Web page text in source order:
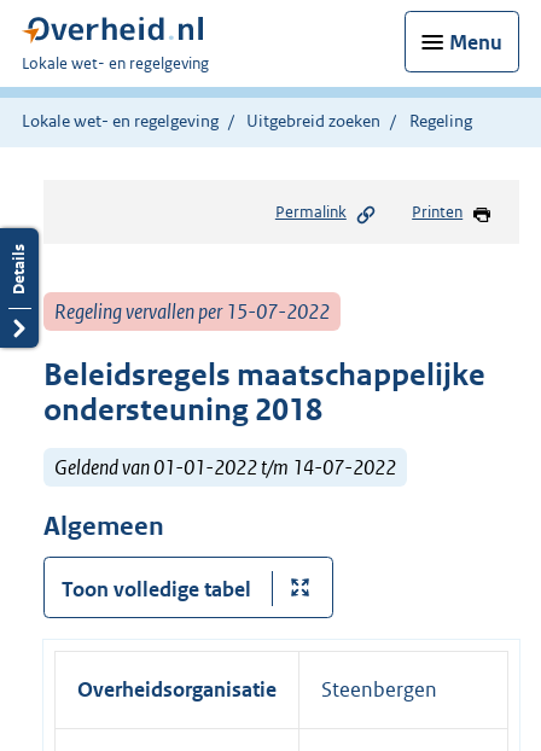
Menu
U
bent
hier:
Lokale wet- en regelgeving
Lokale wet- en regelgeving Uitgebreid zoeken Regeling
Permalink Printen
Regeling vervallen per 15-07-2022
Beleidsregels maatschappelijke
ondersteuning 2018
Geldend van 01-01-2022 t/m 14-07-2022
Algemeen
Toon volledige tabel
Overheidsorganisatie Steenbergen